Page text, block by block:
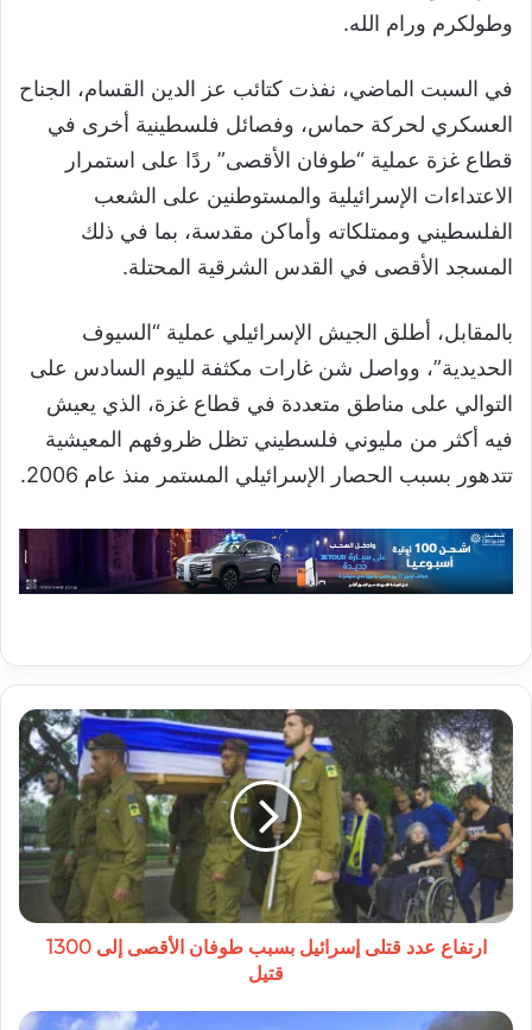
وطولكرم ورام الله.
في السبت الماضي، نفذت كتائب عز الدين القسام، الجناح
العسكري لحركة حماس، وفصائل فلسطينية أخرى في
قطاع غزة عملية “طوفان الأقصى” ردًا على استمرار
الاعتداءات الإسرائيلية والمستوطنين على الشعب
الفلسطيني وممتلكاته وأماكن مقدسة، بما في ذلك
المسجد الأقصى في القدس الشرقية المحتلة.
بالمقابل، أطلق الجيش الإسرائيلي عملية “السيوف
الحديدية”، وواصل شن غارات مكثفة لليوم السادس على
التوالي على مناطق متعددة في قطاع غزة، الذي يعيش
فيه أكثر من مليوني فلسطيني تظل ظروفهم المعيشية
تتدهور بسبب الحصار الإسرائيلي المستمر منذ عام 2006.
ارتفاع
عدد
قتلى
إسرائيل
بسبب
طوفان
الأقصى
إلى
1300
قتيل
ارتفاع عدد قتلى إسرائيل بسبب طوفان الأقصى إلى 1300
قتيل
عملية